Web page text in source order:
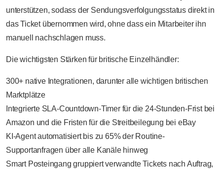
unterstützen, sodass der Sendungsverfolgungsstatus direkt in
das Ticket übernommen wird, ohne dass ein Mitarbeiter ihn
manuell nachschlagen muss.
Die wichtigsten Stärken für britische Einzelhändler:
300+ native Integrationen, darunter alle wichtigen britischen
Marktplätze
Integrierte SLA-Countdown-Timer für die 24-Stunden-Frist bei
Amazon und die Fristen für die Streitbeilegung bei eBay
KI-Agent automatisiert bis zu 65% der Routine-
Supportanfragen über alle Kanäle hinweg
Smart Posteingang gruppiert verwandte Tickets nach Auftrag,